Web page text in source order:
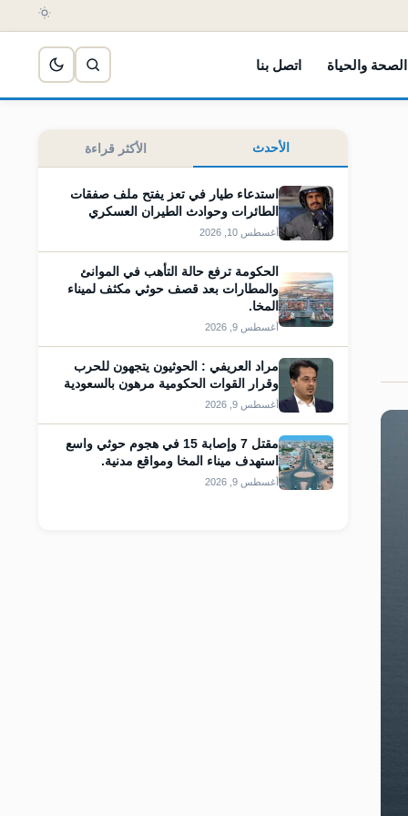
الصحة والحياة اتصل بنا
الأحدث الأكثر قراءة
استدعاء طيار في تعز يفتح ملف صفقات
الطائرات وحوادث الطيران العسكري
أغسطس 10, 2026
الحكومة ترفع حالة التأهب في الموانئ
والمطارات بعد قصف حوثي مكثف لميناء
المخا.
أغسطس 9, 2026
مراد العريفي : الحوثيون يتجهون للحرب
وقرار القوات الحكومية مرهون بالسعودية
أغسطس 9, 2026
مقتل 7 وإصابة 15 في هجوم حوثي واسع
استهدف ميناء المخا ومواقع مدنية.
أغسطس 9, 2026